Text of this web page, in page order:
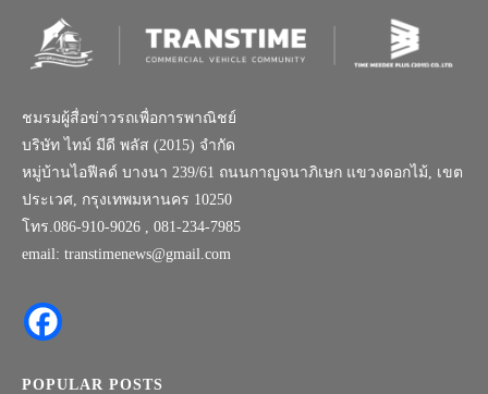
ชมรมผู้สื่อข่าวรถเพื่อการพาณิชย์
บริษัท ไทม์ มีดี พลัส (2015) จำกัด
หมู่บ้านไอฟีลด์ บางนา 239/61 ถนนกาญจนาภิเษก แขวงดอกไม้, เขต
ประเวศ, กรุงเทพมหานคร 10250
โทร.086-910-9026 , 081-234-7985
email: transtimenews@gmail.com
POPULAR POSTS